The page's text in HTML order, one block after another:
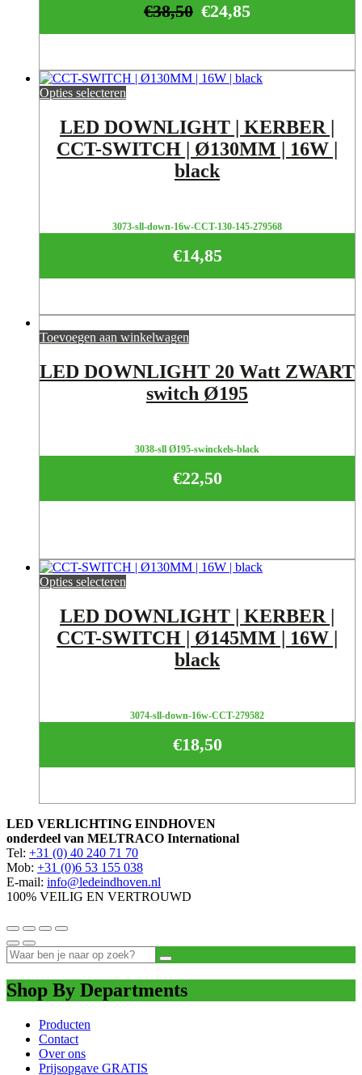
€24,85
€38,50
Opties selecteren
LED DOWNLIGHT | KERBER |
CCT-SWITCH | Ø130MM | 16W |
black
3073-sll-down-16w-CCT-130-145-279568
€14,85
Toevoegen aan winkelwagen
LED DOWNLIGHT 20 Watt ZWART
switch Ø195
3038-sll Ø195-swinckels-black
€22,50
Opties selecteren
LED DOWNLIGHT | KERBER |
CCT-SWITCH | Ø145MM | 16W |
black
3074-sll-down-16w-CCT-279582
€18,50
LED VERLICHTING EINDHOVEN
onderdeel van MELTRACO International
Tel: +31 (0) 40 240 71 70
Mob: +31 (0)6 53 155 038
E-mail: info@ledeindhoven.nl
100% VEILIG EN VERTROUWD
Shop By Departments
Producten
Contact
Over ons
Prijsopgave GRATIS